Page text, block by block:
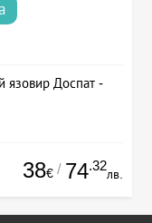
язовир Доспат -
38€ / 74.32
лв.